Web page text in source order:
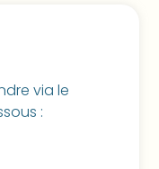
via le
: